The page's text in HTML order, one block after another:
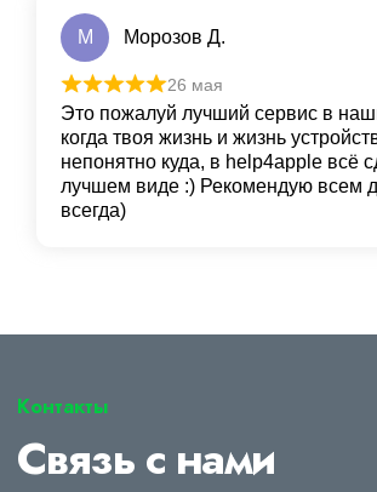
М Морозов Д.
26 мая
Это пожалуй лучший сервис в
когда твоя жизнь и жизнь
непонятно куда, в help4apple всё
лучшем виде :) Рекомендую всем
всегда)
Контакты
Связь с нами